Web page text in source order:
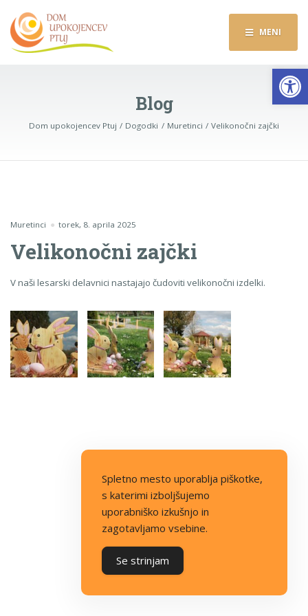
MENI
Blog
Dom upokojencev Ptuj Dogodki Muretinci Velikonočni zajčki
Muretinci torek, 8. aprila 2025
Velikonočni zajčki
V naši lesarski delavnici nastajajo čudoviti velikonočni izdelki.
Spletno mesto uporablja piškotke,
s katerimi izboljšujemo
uporabniško izkušnjo in
zagotavljamo vsebine.
Se strinjam